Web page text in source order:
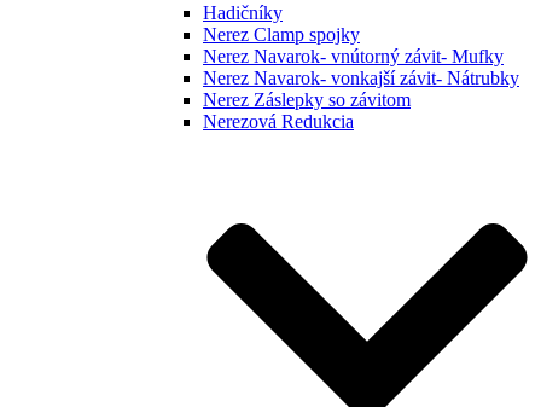
Hadičníky
Nerez Clamp spojky
Nerez Navarok- vnútorný závit- Mufky
Nerez Navarok- vonkajší závit- Nátrubky
Nerez Záslepky so závitom
Nerezová Redukcia